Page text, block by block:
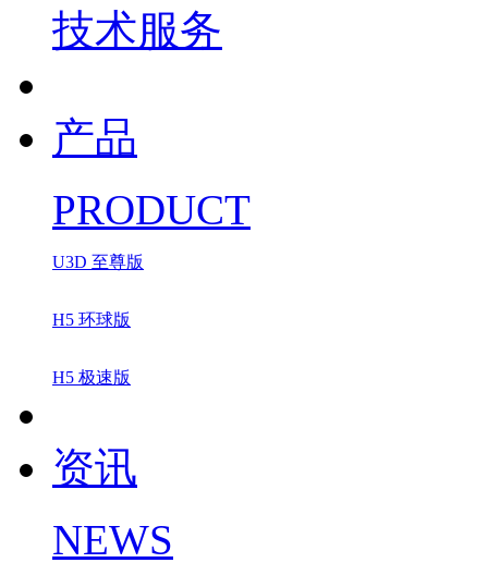
技术服务
产品
PRODUCT
U3D 至尊版
H5 环球版
H5 极速版
资讯
NEWS